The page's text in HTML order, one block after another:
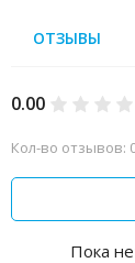
ОТЗЫВЫ
0.00
Кол-во отзывов:
Пока